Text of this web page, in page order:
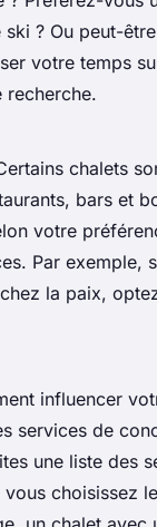
? Ou peut-
votre temps
recherche.
chalets
bars et
votre
Par exemple,
la paix,
influencer
services de
une liste des
choisissez